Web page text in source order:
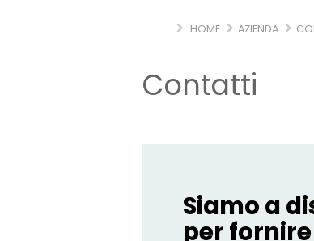
HOME AZIENDA
Contatti
Siamo a
per